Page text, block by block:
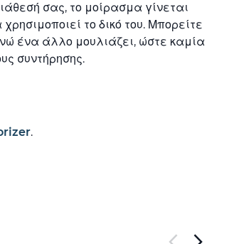
σας, το μοίρασμα γίνεται
το δικό του. Μπορείτε
ένα άλλο μουλιάζει, ώστε καμία
συντήρησης.
.